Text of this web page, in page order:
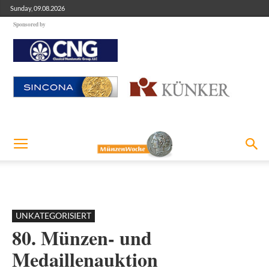
Sunday, 09.08.2026
Sponsored by
UNKATEGORISIERT
80. Münzen- und
Medaillenauktion